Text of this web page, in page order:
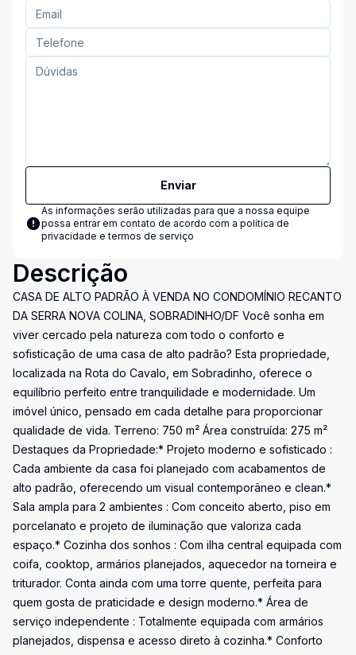
Enviar
As informações serão utilizadas para que a nossa equipe
possa entrar em contato de acordo com a política de
privacidade e termos de serviço
Descrição
CASA DE ALTO PADRÃO À VENDA NO CONDOMÍNIO RECANTO
DA SERRA NOVA COLINA, SOBRADINHO/DF Você sonha em
viver cercado pela natureza com todo o conforto e
sofisticação de uma casa de alto padrão? Esta propriedade,
localizada na Rota do Cavalo, em Sobradinho, oferece o
equilíbrio perfeito entre tranquilidade e modernidade. Um
imóvel único, pensado em cada detalhe para proporcionar
qualidade de vida. Terreno: 750 m² Área construída: 275 m²
Destaques da Propriedade:* Projeto moderno e sofisticado :
Cada ambiente da casa foi planejado com acabamentos de
alto padrão, oferecendo um visual contemporâneo e clean.*
Sala ampla para 2 ambientes : Com conceito aberto, piso em
porcelanato e projeto de iluminação que valoriza cada
espaço.* Cozinha dos sonhos : Com ilha central equipada com
coifa, cooktop, armários planejados, aquecedor na torneira e
triturador. Conta ainda com uma torre quente, perfeita para
quem gosta de praticidade e design moderno.* Área de
serviço independente : Totalmente equipada com armários
planejados, dispensa e acesso direto à cozinha.* Conforto